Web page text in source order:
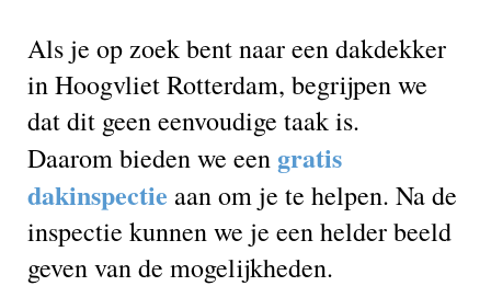
Als je op zoek bent naar een dakdekker
in Hoogvliet Rotterdam, begrijpen we
dat dit geen eenvoudige taak is.
Daarom bieden we een gratis
dakinspectie aan om je te helpen. Na de
inspectie kunnen we je een helder beeld
geven van de mogelijkheden.